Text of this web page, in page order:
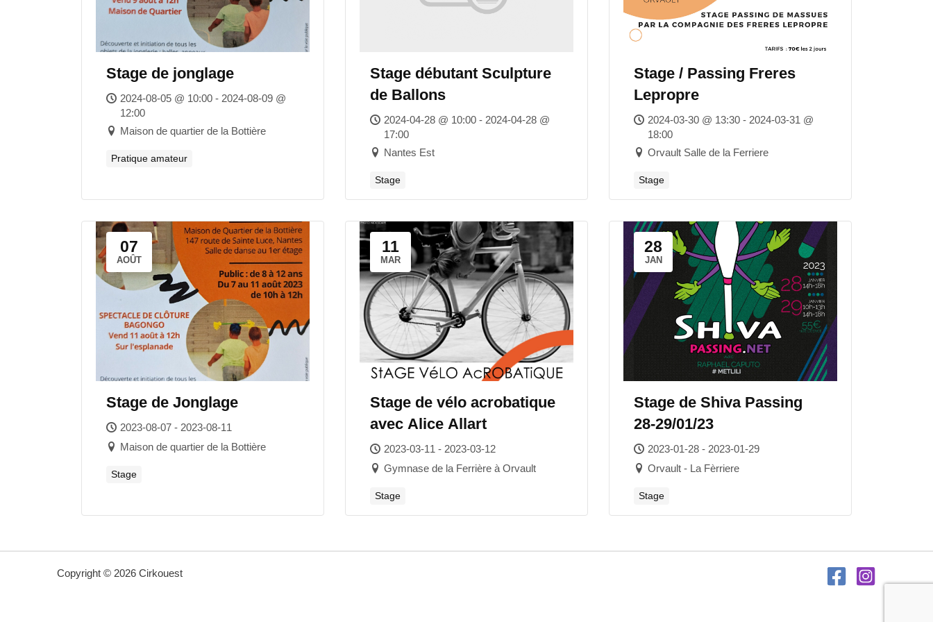
Stage de jonglage
2024-08-05 @ 10:00 - 2024-08-09 @
12:00
Maison de quartier de la Bottière
Pratique amateur
Stage débutant Sculpture
de Ballons
2024-04-28 @ 10:00 - 2024-04-28 @
17:00
Nantes Est
Stage
Stage / Passing Freres
Lepropre
2024-03-30 @ 13:30 - 2024-03-31 @
18:00
Orvault Salle de la Ferriere
Stage
07
AOÛT
Stage de Jonglage
2023-08-07 - 2023-08-11
Maison de quartier de la Bottière
Stage
11
MAR
Stage de vélo acrobatique
avec Alice Allart
2023-03-11 - 2023-03-12
Gymnase de la Ferrière à Orvault
Stage
28
JAN
Stage de Shiva Passing
28-29/01/23
2023-01-28 - 2023-01-29
Orvault - La Fèrriere
Stage
Copyright © 2026 Cirkouest